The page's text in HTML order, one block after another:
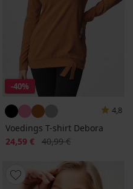
-40%
4,8
Voedings T-shirt Debora
Korting
24,59 € Oorspronkelijke prijs
40,99 €